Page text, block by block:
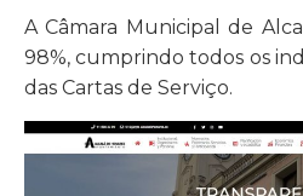
A Câmara Municipal de
98%, cumprindo todos os
das Cartas de Serviço.